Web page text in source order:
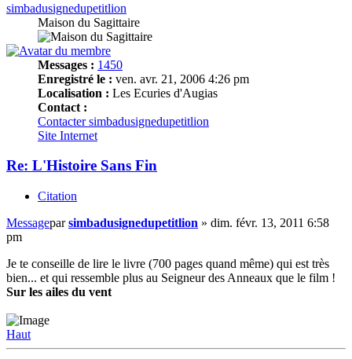
simbadusignedupetitlion
Maison du Sagittaire
Messages : 1450
Enregistré le : ven. avr. 21, 2006 4:26 pm
Localisation : Les Ecuries d'Augias
Contact :
Contacter simbadusignedupetitlion
Site Internet
Re: L'Histoire Sans Fin
Citation
Messageparsimbadusignedupetitlion » dim. févr. 13, 2011 6:58
pm
Je te conseille de lire le livre (700 pages quand même) qui est très
bien... et qui ressemble plus au Seigneur des Anneaux que le film !
Sur les ailes du vent
Haut